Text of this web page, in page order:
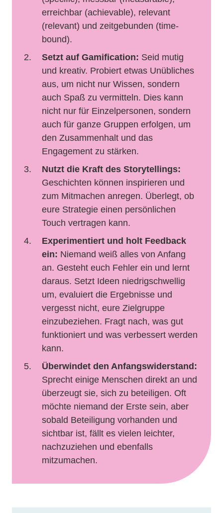
erreichbar (achievable), relevant
(relevant) und zeitgebunden (time-
bound).
Setzt auf Gamification: Seid mutig
und kreativ. Probiert etwas Unübliches
aus, um nicht nur Wissen, sondern
auch Spaß zu vermitteln. Dies kann
nicht nur für Einzelpersonen, sondern
auch für ganze Gruppen erfolgen, um
den Zusammenhalt und das
Engagement zu stärken.
Nutzt die Kraft des Storytellings:
Geschichten können inspirieren und
zum Mitmachen anregen. Überlegt, ob
eure Strategie einen persönlichen
Touch vertragen kann.
Experimentiert und holt Feedback
ein: Niemand weiß alles von Anfang
an. Gesteht euch Fehler ein und lernt
daraus. Setzt Ideen niedrigschwellig
um, evaluiert die Ergebnisse und
vergesst nicht, eure Zielgruppe
einzubeziehen. Fragt nach, was gut
funktioniert und was verbessert werden
kann.
Überwindet den Anfangswiderstand:
Sprecht einige Menschen direkt an und
überzeugt sie, sich zu beteiligen. Oft
möchte niemand der Erste sein, aber
sobald Beteiligung vorhanden und
sichtbar ist, fällt es vielen leichter,
nachzuziehen und ebenfalls
mitzumachen.